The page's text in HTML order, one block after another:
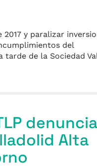
y paralizar
del
tarde de la Sociedad
Alta